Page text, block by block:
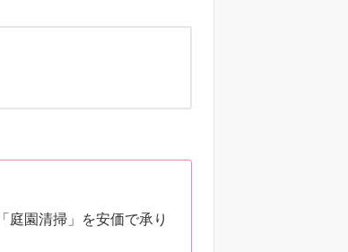
庭園清掃」を安価で承り